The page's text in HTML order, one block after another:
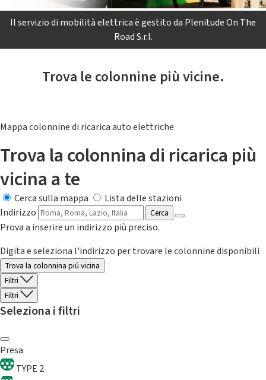
Il servizio di mobilità elettrica è gestito da Plenitude On The
Road S.r.l.
Trova le colonnine più vicine.
Mappa colonnine di ricarica auto elettriche
Trova la colonnina di ricarica più
vicina a te
Cerca sulla mappa
Lista delle stazioni
Indirizzo
Cerca
Prova a inserire un indirizzo più preciso.
Digita e seleziona l'indirizzo per trovare le colonnine disponibili
Trova la colonnina piú vicina
Filtri
Filtri
Seleziona i filtri
Presa
TYPE 2